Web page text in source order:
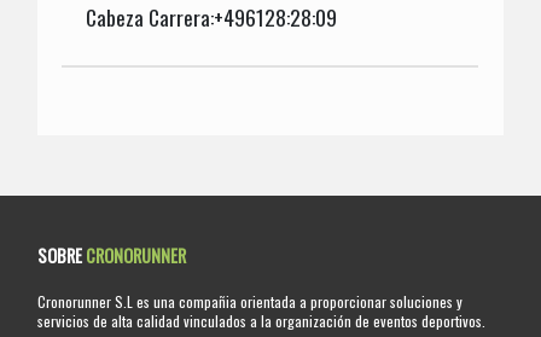
Cabeza Carrera:+496128:28:09
SOBRECRONORUNNER
Cronorunner S.L es una compañia orientada a proporcionar soluciones y
servicios de alta calidad vinculados a la organización de eventos deportivos.